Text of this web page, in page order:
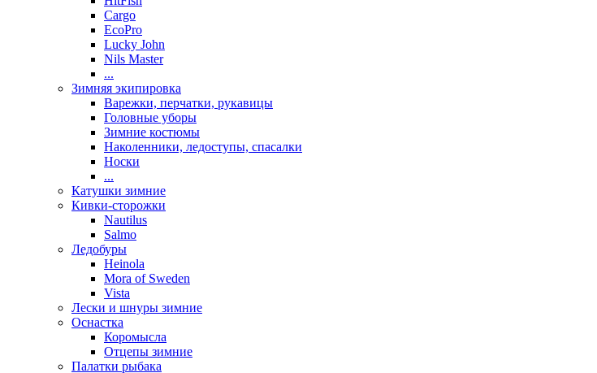
Cargo
EcoPro
Lucky John
Nils Master
...
Зимняя экипировка
Варежки, перчатки, рукавицы
Головные уборы
Зимние костюмы
Наколенники, ледоступы, спасалки
Носки
...
Катушки зимние
Кивки-сторожки
Nautilus
Salmo
Ледобуры
Heinola
Mora of Sweden
Vista
Лески и шнуры зимние
Оснастка
Коромысла
Отцепы зимние
Палатки рыбака